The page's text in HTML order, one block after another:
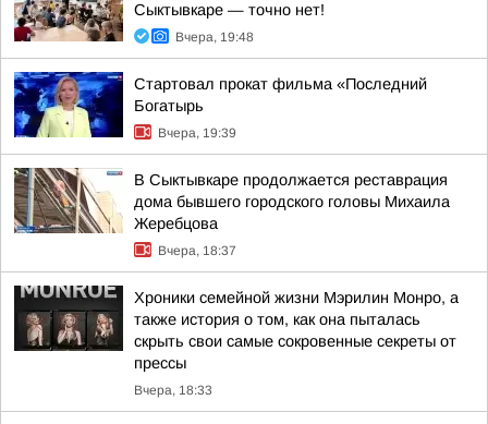
Сыктывкаре — точно нет!
Вчера, 19:48
Стартовал прокат фильма «Последний
Богатырь
Вчера, 19:39
В Сыктывкаре продолжается реставрация
дома бывшего городского головы Михаила
Жеребцова
Вчера, 18:37
Хроники семейной жизни Мэрилин Монро, а
также история о том, как она пыталась
скрыть свои самые сокровенные секреты от
прессы
Вчера, 18:33